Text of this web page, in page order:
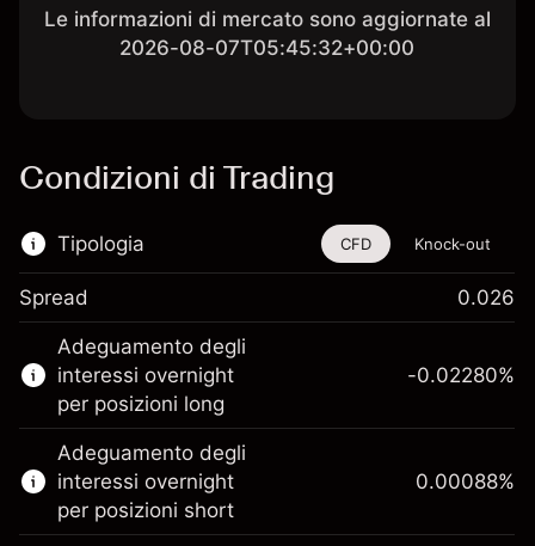
Le informazioni di mercato sono aggiornate al
2026-08-07T05:45:32+00:00
Condizioni di Trading
Tipologia
Questo strumento finanziario è disponibile
per il trading di CFD e knock-out.
Scopri di più su:
CFD
Knock-out
CFD Knock-out
Spread 0.026
Adeguamento degli
interessi overnight
per posizioni long
-0.02280%
Adeguamento degli
interessi overnight
per posizioni short
0.00088%